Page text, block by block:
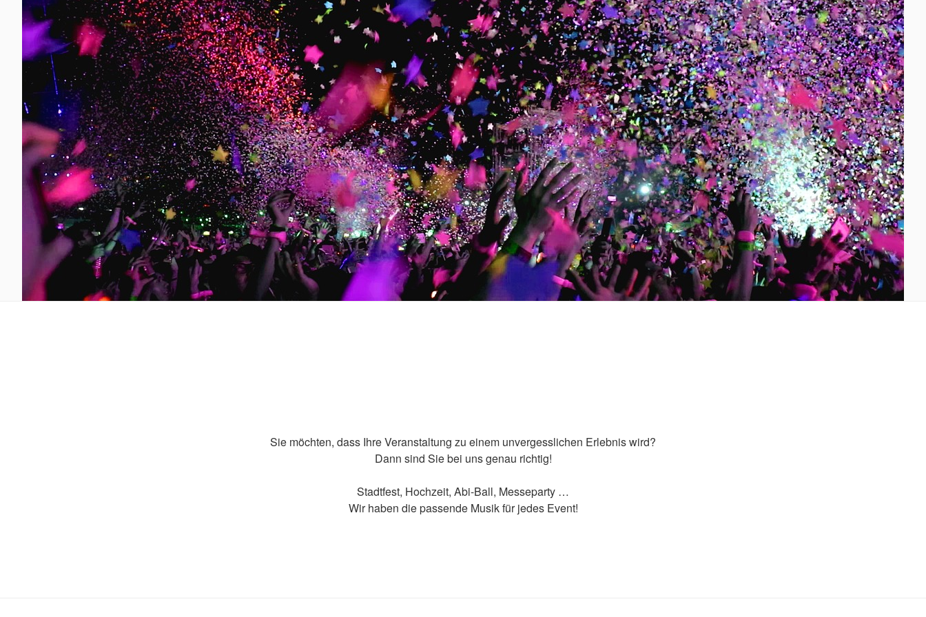
Sie möchten, dass Ihre Veranstaltung zu einem unvergesslichen Erlebnis wird?
Dann sind Sie bei uns genau richtig!
Stadtfest, Hochzeit, Abi-Ball, Messeparty …
Wir haben die passende Musik für jedes Event!